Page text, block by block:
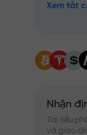
Xem tất
Nhận
Tài liệu
và giao